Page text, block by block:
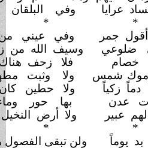
وفي البلقان تاريخيزول
* * *
وفي عيني من هلع ذهول
وسيف الله من زمني خجول!
فلا زحف هناك ولا صهيل!
ولا وثبت مطهمة خيول..
ولا حطين كان بها شبول
بها حور وماءسلسبيل!
ولا أرض النخيل ولا النخيل!
* * *
ولن تبقى الفصول هيالفصول